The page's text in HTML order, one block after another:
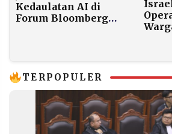
Kedaulatan AI di
Forum Bloomberg
TERPOPULER